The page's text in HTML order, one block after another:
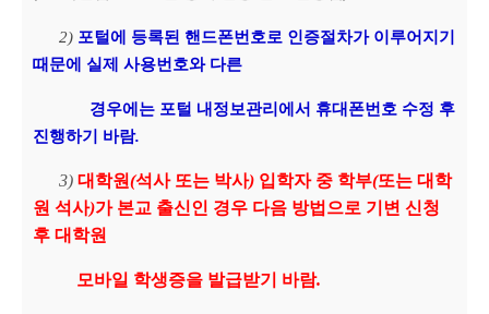
2) 포털에 등록된 핸드폰번호로 인증절차가 이루어지기
때문에 실제 사용번호와 다른
경우에는 포털 내정보관리에서 휴대폰번호 수정 후
진행하기 바람.
3) 대학원(석사 또는 박사) 입학자 중 학부(또는 대학
원 석사)가 본교 출신인 경우 다음 방법으로 기변 신청
후 대학원
모바일 학생증을 발급받기 바람.